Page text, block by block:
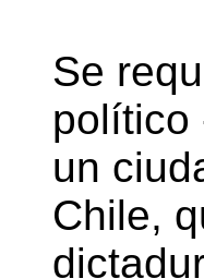
Se
político
un
Chile,